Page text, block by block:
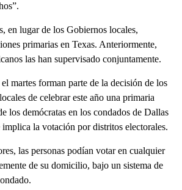
en lugar de los Gobiernos locales,
primarias en Texas. Anteriormente,
las han supervisado conjuntamente.
martes forman parte de la decisión de los
de celebrar este año una primaria
los demócratas en los condados de Dallas
la votación por distritos electorales.
las personas podían votar en cualquier
de su domicilio, bajo un sistema de